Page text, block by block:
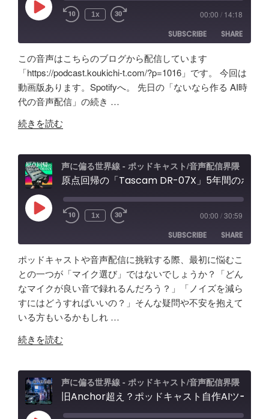
能
ト
者
け
エ
ル
ト
オ
ー
ィ
ン
タ
ー
フ
ェ
ー
ス
ビ
ュ
ー
の
Tascam
DR-
07X&TroyStudio
で
録
＆
検
証"
Play
Episode 1x 00:00 / 14:18
SUBSCRIBE
SHARE
Amazon
Apple Podcasts
RSS
Spotify
RSS FEED
SHARE
LINK
EMBED
この音声はこちらのブログから配信しています
「https://podcast.koukichi-t.com/?p=1016」です。 今回は
動画版あります。Spotifyへ。 先日の「ないなら作る AI時
代の音声配信」の続き …
"AI
叶
え
る
想
ド
キ
ャ
ス
ト
音
編
集」
ア
続きを読む
声に偏る世界線 - ポッドキャスト/音声配信界隈
Play
Episode 1x 00:00 /30:59
SUBSCRIBE
SHARE
Amazon
Apple Podcasts
RSS
Spotify
RSS FEED
SHARE
LINK
EMBED
ポッドキャストや音声配信に挑戦する際、最初に悩むこ
との一つが「マイク選び」ではないでしょうか？「どん
なマイクが良い音で録れるんだろう？」「ノイズを減ら
すにはどうすればいいの？」そんな疑問や不安を抱えて
いる方もいるかもしれ …
"原
帰
の
「Tascam
続きを読む
声に偏る世界線 - ポッドキャスト/音声配信界隈